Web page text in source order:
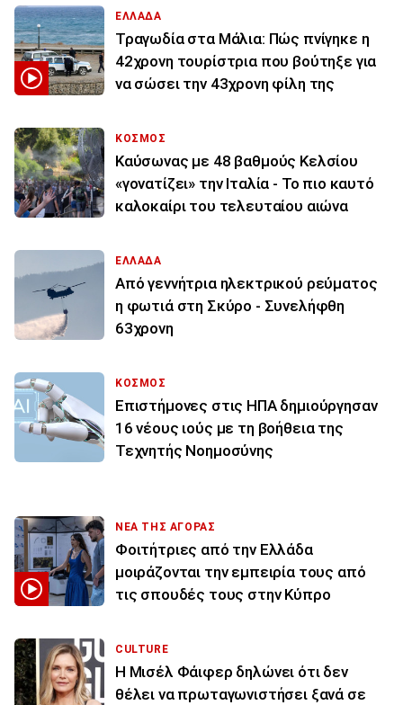
ΕΛΛΑΔΑ
Τραγωδία στα Μάλια: Πώς πνίγηκε η
42χρονη τουρίστρια που βούτηξε για
να σώσει την 43χρονη φίλη της
ΚΟΣΜΟΣ
Καύσωνας με 48 βαθμούς Κελσίου
«γονατίζει» την Ιταλία - Το πιο καυτό
καλοκαίρι του τελευταίου αιώνα
ΕΛΛΑΔΑ
Από γεννήτρια ηλεκτρικού ρεύματος
η φωτιά στη Σκύρο - Συνελήφθη
63χρονη
ΚΟΣΜΟΣ
Επιστήμονες στις ΗΠΑ δημιούργησαν
16 νέους ιούς με τη βοήθεια της
Τεχνητής Νοημοσύνης
ΝΕΑ ΤΗΣ ΑΓΟΡΑΣ
Φοιτήτριες από την Ελλάδα
μοιράζονται την εμπειρία τους από
τις σπουδές τους στην Κύπρο
CULTURE
Η Μισέλ Φάιφερ δηλώνει ότι δεν
θέλει να πρωταγωνιστήσει ξανά σε